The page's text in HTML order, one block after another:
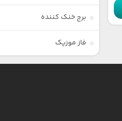
برج خنک کننده
فاز موزیک